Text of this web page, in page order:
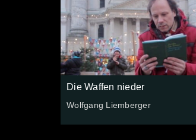
Die Waffen nieder
Wolfgang Liemberger